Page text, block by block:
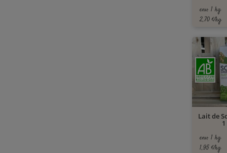
env. 1 kg
2,70 €/kg
Lait de
env. 1 kg
1,95 €/kg